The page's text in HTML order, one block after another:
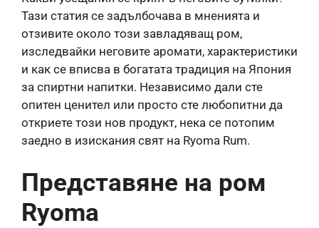
Тази статия се задълбочава в мненията и
отзивите около този завладяващ ром,
изследвайки неговите аромати, характеристики
и как се вписва в богатата традиция на Япония
за спиртни напитки. Независимо дали сте
опитен ценител или просто сте любопитни да
откриете този нов продукт, нека се потопим
заедно в изискания свят на Ryoma Rum.
Представяне на ром
Ryoma